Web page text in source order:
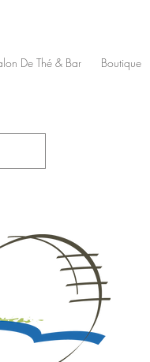
De Thé & Bar Boutique